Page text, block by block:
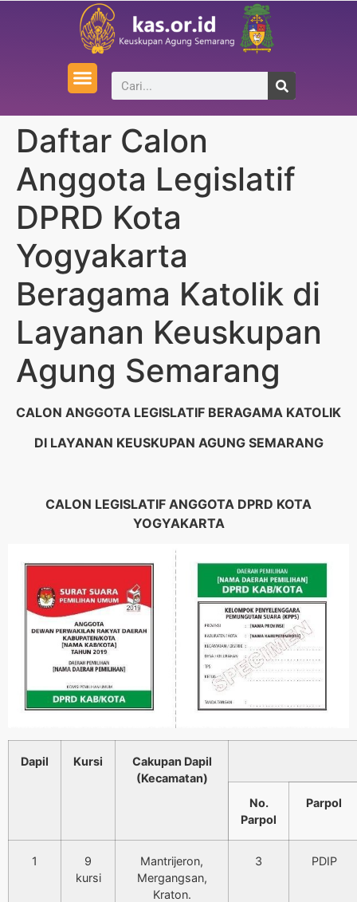
Daftar Calon
Anggota Legislatif
DPRD Kota
Yogyakarta
Beragama Katolik di
Layanan Keuskupan
Agung Semarang
CALON ANGGOTA LEGISLATIF BERAGAMA KATOLIK
DI LAYANAN KEUSKUPAN AGUNGSEMARANG
CALON LEGISLATIF ANGGOTA DPRD KOTA
YOGYAKARTA
Dapil Kursi
Cakupan Dapil
(Kecamatan)
No.
Parpol
Parpol
1
9
kursi
Mantrijeron,
Mergangsan,
Kraton.
3 PDIP